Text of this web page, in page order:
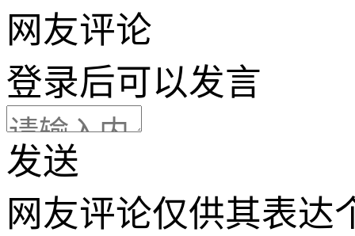
网友评论
登录后可以发言
发送
网友评论仅供其表达